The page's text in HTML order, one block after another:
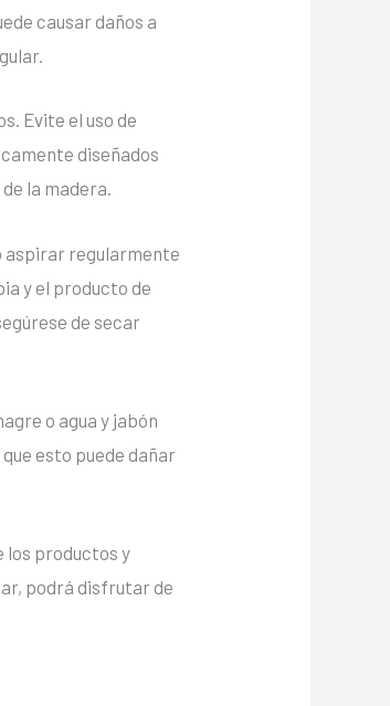
causar daños a
Evite el uso de
diseñados
la madera.
aspirar regularmente
y el producto de
de secar
o agua y jabón
esto puede dañar
los productos y
podrá disfrutar de